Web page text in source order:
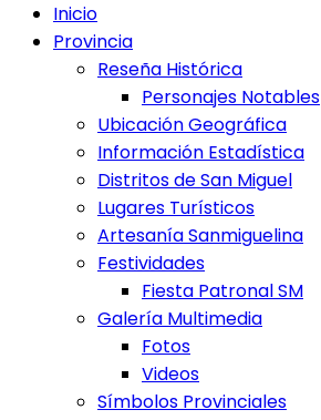
Inicio
Provincia
Reseña Histórica
Personajes Notables
Ubicación Geográfica
Información Estadística
Distritos de San Miguel
Lugares Turísticos
Artesanía Sanmiguelina
Festividades
Fiesta Patronal SM
Galería Multimedia
Fotos
Videos
Símbolos Provinciales